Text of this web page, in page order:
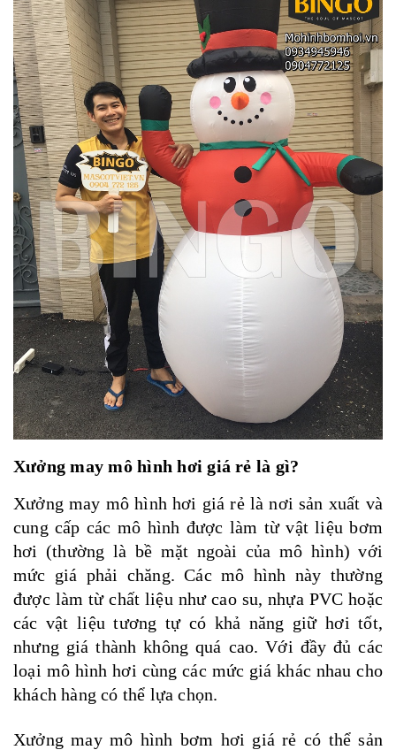
Xưởng may mô hình hơi giá rẻ là gì?
Xưởng may mô hình hơi giá rẻ là nơi sản xuất và
cung cấp các mô hình được làm từ vật liệu bơm
hơi (thường là bề mặt ngoài của mô hình) với
mức giá phải chăng. Các mô hình này thường
được làm từ chất liệu như cao su, nhựa PVC hoặc
các vật liệu tương tự có khả năng giữ hơi tốt,
nhưng giá thành không quá cao. Với đầy đủ các
loại mô hình hơi cùng các mức giá khác nhau cho
khách hàng có thể lựa chọn.
Xưởng may mô hình bơm hơi giá rẻ có thể sản